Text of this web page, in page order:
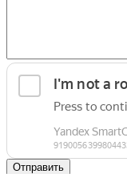
Отправить